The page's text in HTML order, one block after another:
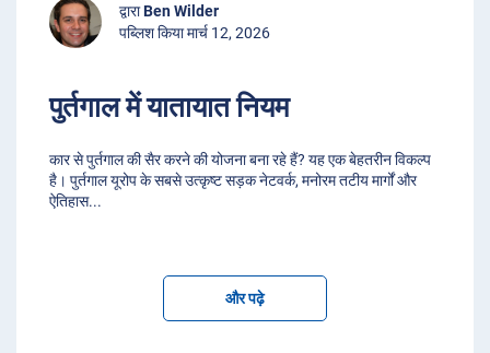
द्वाराBen Wilder
पब्लिश किया मार्च 12, 2026
पुर्तगाल में यातायात नियम
कार से पुर्तगाल की सैर करने की योजना बना रहे हैं? यह एक बेहतरीन विकल्प
है। पुर्तगाल यूरोप के सबसे उत्कृष्ट सड़क नेटवर्क, मनोरम तटीय मार्गों और
ऐतिहास...
और पढ़े